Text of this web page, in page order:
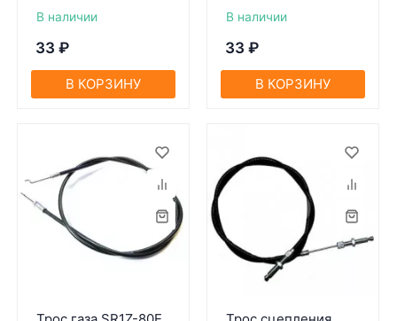
В наличии
33 ₽
В КОРЗИНУ
В наличии
33 ₽
В КОРЗИНУ